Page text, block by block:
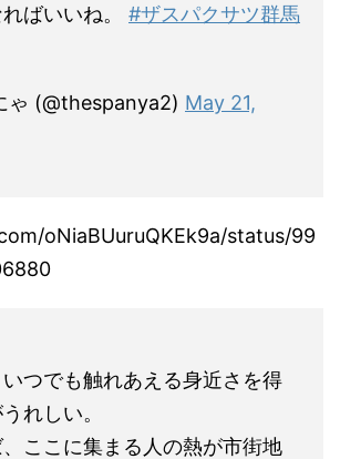
ばいいね。 #ザスパクサツ群馬
(@thespanya2) May 21,
oNiaBUuruQKEk9a/status/99
つでも触れあえる身近さを得
れしい。
ここに集まる人の熱が市街地